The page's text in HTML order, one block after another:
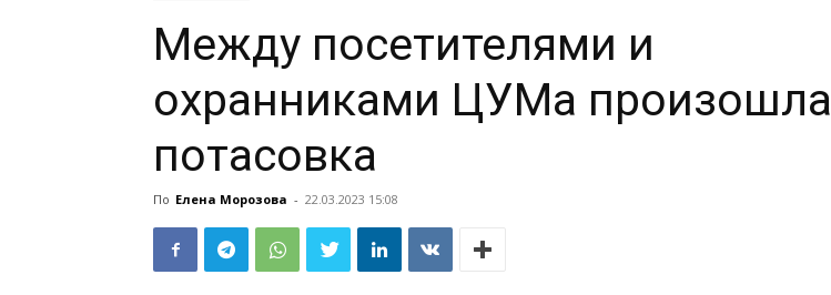
Между посетителями и
охранниками ЦУМа произошла
потасовка
По Елена Морозова - 22.03.2023 15:08